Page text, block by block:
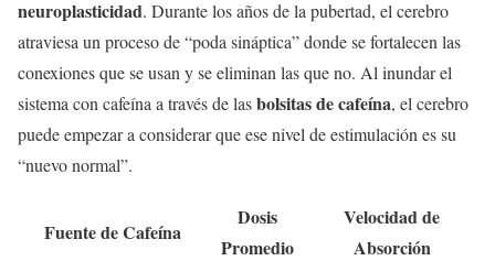
neuroplasticidad. Durante los años de la pubertad, el cerebro
atraviesa un proceso de “poda sináptica” donde se fortalecen las
conexiones que se usan y se eliminan las que no. Al inundar el
sistema con cafeína a través de lasbolsitas de cafeína, el cerebro
puede empezar a considerar que ese nivel de estimulación es su
“nuevo normal”.
Fuente de Cafeína
Dosis
Promedio
Velocidad de
Absorción